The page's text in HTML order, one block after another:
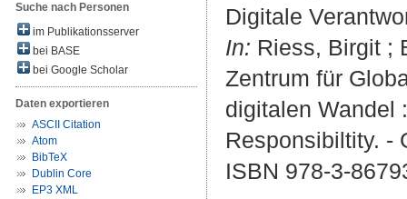
Suche nach Personen
im Publikationsserver
bei BASE
bei Google Scholar
Daten exportieren
ASCII Citation
Atom
BibTeX
Dublin Core
EP3 XML
Digitale
In: Riess, Birgit ;
Zentrum für
digitalen Wandel
Responsibiltity. -
ISBN 978-3-